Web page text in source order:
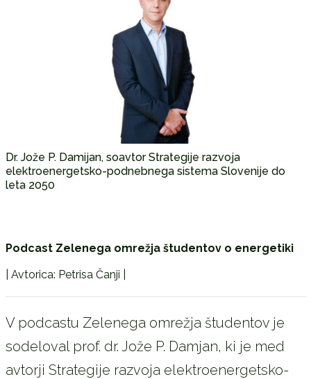
Dr. Jože P. Damijan, soavtor Strategije razvoja
elektroenergetsko-podnebnega sistema Slovenije do
leta 2050
Podcast Zelenega omrežja študentov o energetiki
| Avtorica: Petrisa Čanji |
V podcastu Zelenega omrežja študentov je
sodeloval prof. dr. Jože P. Damjan, ki je med
avtorji Strategije razvoja elektroenergetsko-